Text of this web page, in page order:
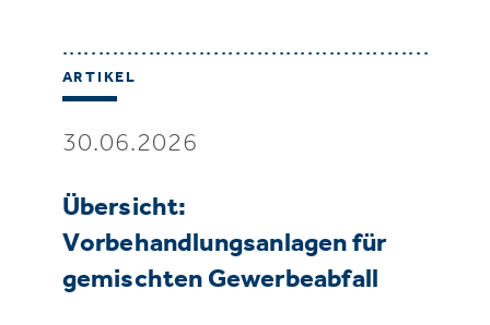
ARTIKEL
30.06.2026
Übersicht:
Vorbehandlungsanlagen für
gemischten Gewerbeabfall